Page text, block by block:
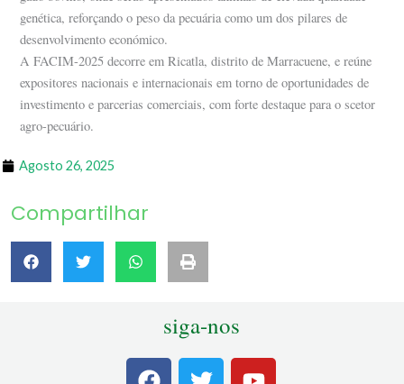
genética, reforçando o peso da pecuária como um dos pilares de
desenvolvimento económico.
A FACIM-2025 decorre em Ricatla, distrito de Marracuene, e reúne
expositores nacionais e internacionais em torno de oportunidades de
investimento e parcerias comerciais, com forte destaque para o scetor
agro-pecuário.
Agosto 26, 2025
Compartilhar
siga-nos
F
T
Y